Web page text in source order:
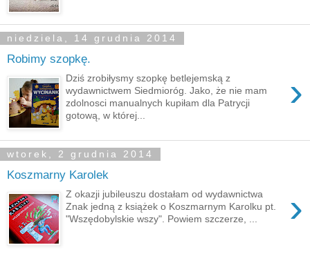
niedziela, 14 grudnia 2014
Robimy szopkę.
›
Dziś zrobiłysmy szopkę betlejemską z
wydawnictwem Siedmioróg. Jako, że nie mam
zdolnosci manualnych kupiłam dla Patrycji
gotową, w której...
wtorek, 2 grudnia 2014
Koszmarny Karolek
›
Z okazji jubileuszu dostałam od wydawnictwa
Znak jedną z książek o Koszmarnym Karolku pt.
"Wszędobylskie wszy". Powiem szczerze, ...